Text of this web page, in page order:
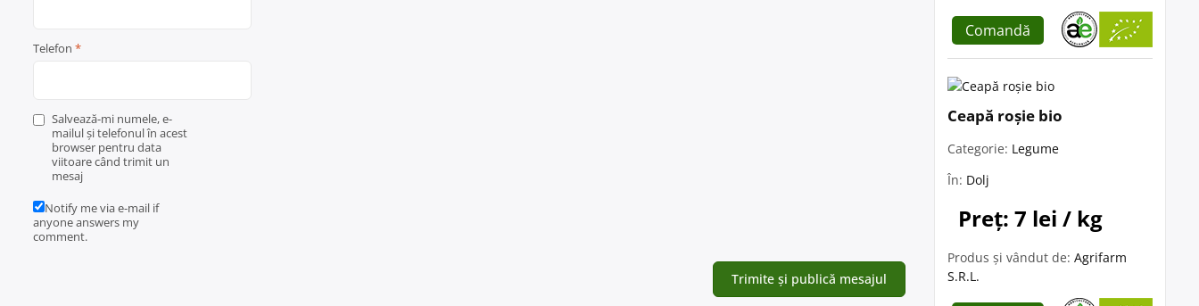
Telefon *
Salvează-mi numele, e-
mailul și telefonul în acest
browser pentru data
viitoare când trimit un
mesaj
Notify me via e-mail if
anyone answers my
comment.
Comandă
Ceapă roșie bio
Categorie: Legume
În: Dolj
Preț: 7 lei / kg
Produs și vândut de: Agrifarm
S.R.L.